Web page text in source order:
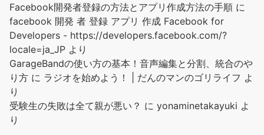
Facebook開発者登録の方法とアプリ作成方法の手順 に
facebook 開発 者 登録 アプリ 作成 Facebook for
Developers - https://developers.facebook.com/?
locale=ja_JP より
GarageBandの使い方の基本！音声編集と分割、統合のや
り方 に ラジオを始めよう！ | だんのマンのゴリライフ よ
り
受験生の失敗は全て親が悪い？ に yonaminetakayuki よ
り